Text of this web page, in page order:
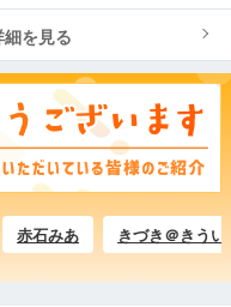
を見る
石みあ きづき＠きうい